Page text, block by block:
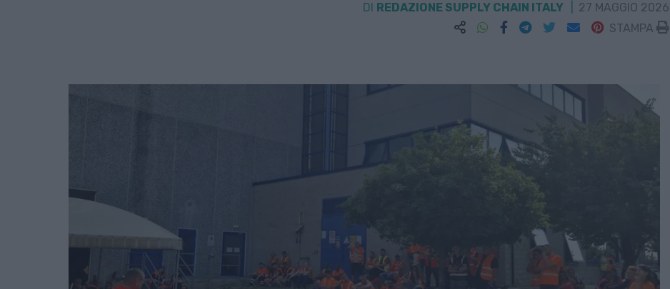
DI REDAZIONE SUPPLY CHAIN ITALY
27 MAGGIO 2026
STAMPA